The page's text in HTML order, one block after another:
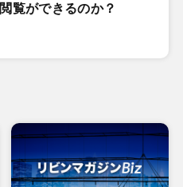
覧ができるのか？